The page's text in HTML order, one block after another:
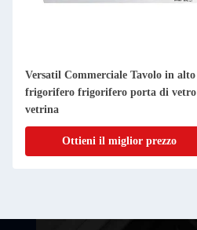
Versatil Commerciale Tavolo in alto
frigorifero frigorifero porta di vetro
vetrina
Ottieni il miglior prezzo